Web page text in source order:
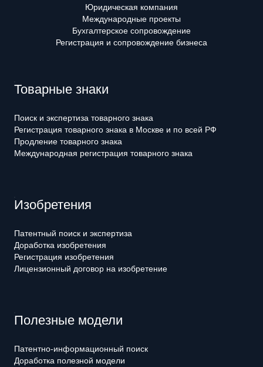
Юридическая компания
Международные проекты
Бухгалтерское сопровождение
Регистрация и сопровождение бизнеса
Товарные знаки
Поиск и экспертиза товарного знака
Регистрация товарного знака в Москве и по всей РФ
Продление товарного знака
Международная регистрация товарного знака
Изобретения
Патентный поиск и экспертиза
Доработка изобретения
Регистрация изобретения
Лицензионный договор на изобретение
Полезные модели
Патентно-информационный поиск
Доработка полезной модели